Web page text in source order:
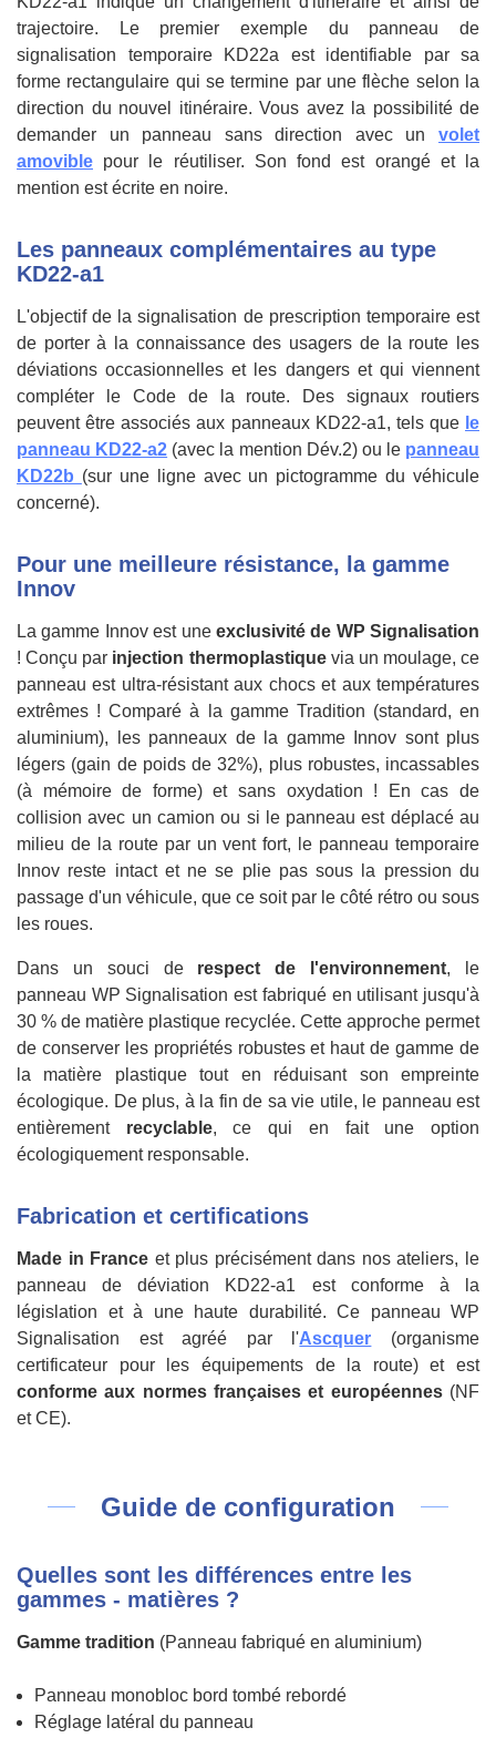
trajectoire. Le premier exemple du panneau de
signalisation temporaire KD22a est identifiable par sa
forme rectangulaire qui se termine par une flèche selon la
direction du nouvel itinéraire. Vous avez la possibilité de
demander un panneau sans direction avec un volet
amovible pour le réutiliser. Son fond est orangé et la
mention est écrite en noire.
Les panneaux complémentaires au type
KD22-a1
L'objectif de la signalisation de prescription temporaire est
de porter à la connaissance des usagers de la route les
déviations occasionnelles et les dangers et qui viennent
compléter le Code de la route. Des signaux routiers
peuvent être associés aux panneaux KD22-a1, tels que le
panneau KD22-a2 (avec la mention Dév.2) ou le panneau
KD22b (sur une ligne avec un pictogramme du véhicule
concerné).
Pour une meilleure résistance, la gamme
Innov
La gamme Innov est une exclusivité de WP Signalisation
! Conçu par injection thermoplastiquevia un moulage, ce
panneau est ultra-résistant aux chocs et aux températures
extrêmes ! Comparé à la gamme Tradition (standard, en
aluminium), les panneaux de la gamme Innov sont plus
légers (gain de poids de 32%), plus robustes, incassables
(à mémoire de forme) et sans oxydation ! En cas de
collision avec un camion ou si le panneau est déplacé au
milieu de la route par un vent fort, le panneau temporaire
Innov reste intact et ne se plie pas sous la pression du
passage d'un véhicule, que ce soit par le côté rétro ou sous
les roues.
Dans un souci derespect de l'environnement, le
panneau WP Signalisation est fabriqué en utilisant jusqu'à
30 % de matière plastique recyclée. Cette approche permet
de conserver les propriétés robustes et haut de gamme de
la matière plastique tout en réduisant son empreinte
écologique. De plus, à la fin de sa vie utile, le panneau est
entièrementrecyclable, ce qui en fait une option
écologiquement responsable.
Fabrication et certifications
Made in France et plus précisément dans nos ateliers, le
panneau de déviation KD22-a1 est conforme à la
législation et à une haute durabilité. Ce panneau WP
Signalisation est agréé par l'Ascquer (organisme
certificateur pour les équipements de la route) et est
conforme aux normes françaises et européennes(NF
et CE).
Guide de configuration
Quelles sont les différences entre les
gammes - matières ?
Gamme tradition (Panneau fabriqué en aluminium)
Panneau monobloc bord tombé rebordé
Réglage latéral du panneau